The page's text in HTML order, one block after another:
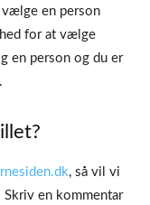
vælge en person
for at vælge
en person og du er
, så vil vi
Skriv en kommentar